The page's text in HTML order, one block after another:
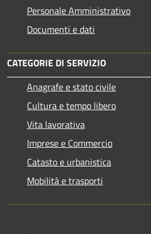
Personale Amministrativo
Documenti e dati
CATEGORIE DI SERVIZIO
Anagrafe e stato civile
Cultura e tempo libero
Vita lavorativa
Imprese e Commercio
Catasto e urbanistica
Mobilità e trasporti